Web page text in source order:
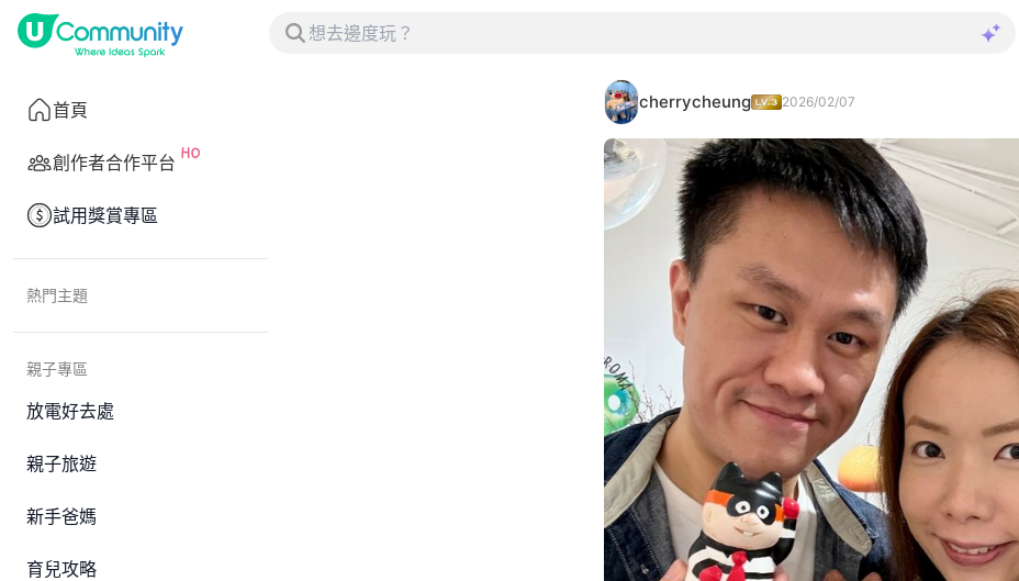
首頁
創作者合作平台
試用獎賞專區
熱門主題
親子專區
放電好去處
親子旅遊
新手爸媽
育兒攻略
cherrycheung 2026/02/07